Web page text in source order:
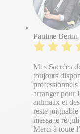
Pauline Bertin
Mes Sacrées
toujours
arranger pour
animaux et
reste joignable
message
Merci à toute